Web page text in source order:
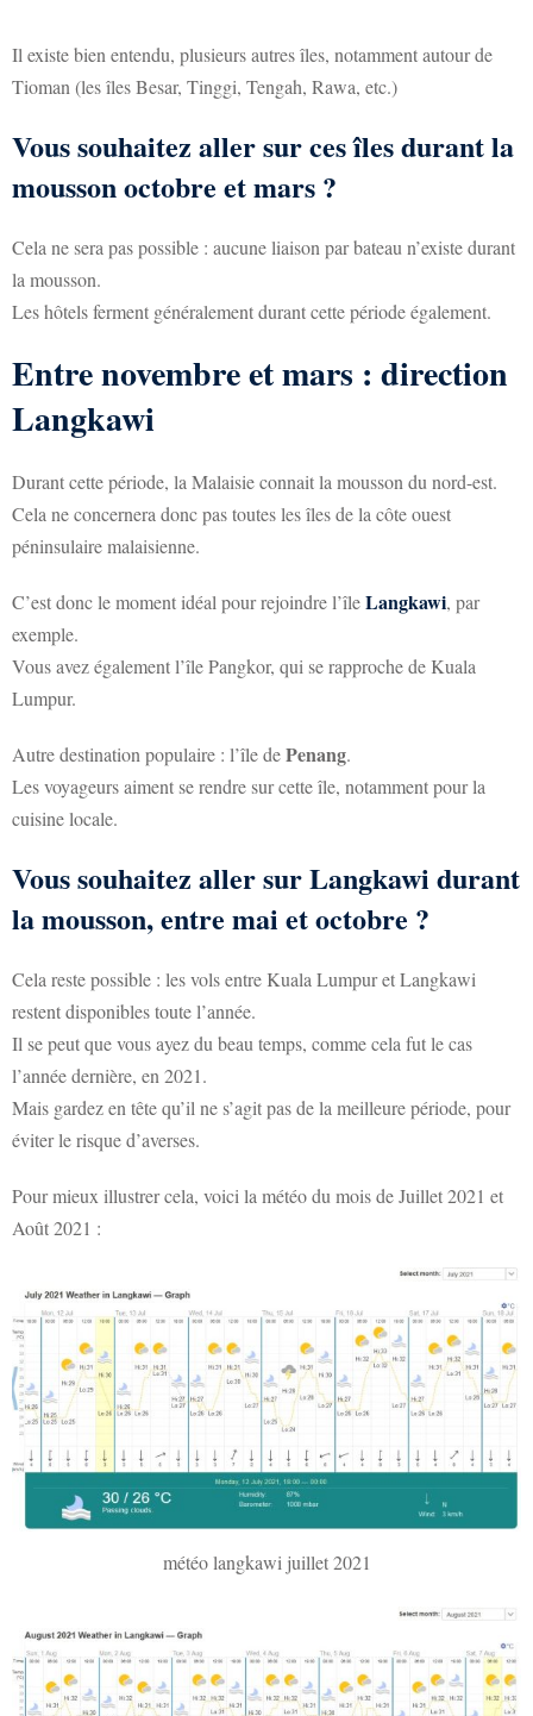
Il existe bien entendu, plusieurs autres îles, notamment autour de
Tioman (les îles Besar, Tinggi, Tengah, Rawa, etc.)
Vous souhaitez aller sur ces îles durant la
mousson octobre et mars ?
Cela ne sera pas possible : aucune liaison par bateau n’existe durant
la mousson.
Les hôtels ferment généralement durant cette période également.
Entre novembre et mars : direction
Langkawi
Durant cette période, la Malaisie connait la mousson du nord-est.
Cela ne concernera donc pas toutes les îles de la côte ouest
péninsulaire malaisienne.
C’est donc le moment idéal pour rejoindre l’îleLangkawi, par
exemple.
Vous avez également l’île Pangkor, qui se rapproche de Kuala
Lumpur.
Autre destination populaire : l’île dePenang.
Les voyageurs aiment se rendre sur cette île, notamment pour la
cuisine locale.
Vous souhaitez aller sur Langkawi durant
la mousson, entre mai et octobre ?
Cela reste possible : les vols entre Kuala Lumpur et Langkawi
restent disponibles toute l’année.
Il se peut que vous ayez du beau temps, comme cela fut le cas
l’année dernière, en 2021.
Mais gardez en tête qu’il ne s’agit pas de la meilleure période, pour
éviter le risque d’averses.
Pour mieux illustrer cela, voici la météo du mois de Juillet 2021 et
Août 2021 :
météo langkawi juillet 2021